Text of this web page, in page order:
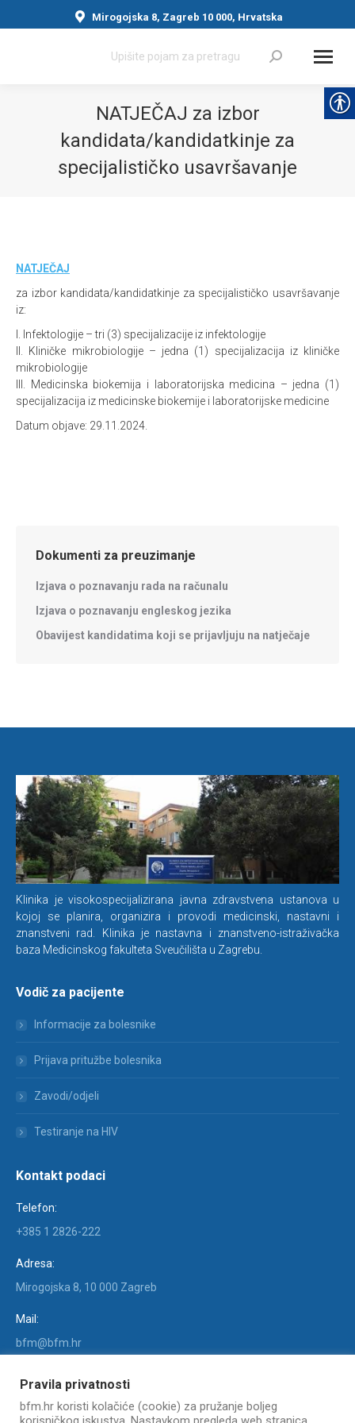
Mirogojska 8, Zagreb 10 000, Hrvatska
Search:
NATJEČAJ za izbor
kandidata/kandidatkinje za
specijalističko usavršavanje
NATJEČAJ
za izbor kandidata/kandidatkinje za specijalističko usavršavanje
iz:
I. Infektologije – tri (3) specijalizacije iz infektologije
II. Kliničke mikrobiologije – jedna (1) specijalizacija iz kliničke
mikrobiologije
III. Medicinska biokemija i laboratorijska medicina – jedna (1)
specijalizacija iz medicinske biokemije i laboratorijske medicine
Datum objave: 29.11.2024.
Dokumenti za preuzimanje
Izjava o poznavanju rada na računalu
Izjava o poznavanju engleskog jezika
Obavijest kandidatima koji se prijavljuju na natječaje
Klinika je visokospecijalizirana javna zdravstvena ustanova u
kojoj se planira, organizira i provodi medicinski, nastavni i
znanstveni rad. Klinika je nastavna i znanstveno-istraživačka
baza Medicinskog fakulteta Sveučilišta u Zagrebu.
Vodič za pacijente
Informacije za bolesnike
Prijava pritužbe bolesnika
Zavodi/odjeli
Testiranje na HIV
Kontakt podaci
Telefon:
+385 1 2826-222
Adresa:
Mirogojska 8, 10 000 Zagreb
Mail:
bfm@bfm.hr
Facebook
page
X
page
YouTube
page
Linkedin
page
Instagram
page
Pravila privatnosti
bfm.hr koristi kolačiće (cookie) za pružanje boljeg